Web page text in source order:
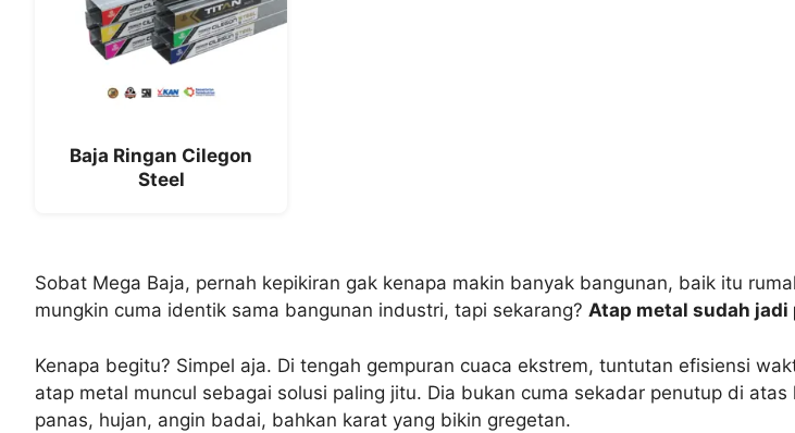
Baja Ringan Cilegon
Steel
Sobat Mega Baja, pernah kepikiran gak kenapa makin banyak bangunan, baik itu
mungkin cuma identik sama bangunan industri, tapi sekarang? Atap metal sudah jadi
Kenapa begitu? Simpel aja. Di tengah gempuran cuaca ekstrem, tuntutan efisiensi
atap metal muncul sebagai solusi paling jitu. Dia bukan cuma sekadar penutup di atas
panas, hujan, angin badai, bahkan karat yang bikin gregetan.